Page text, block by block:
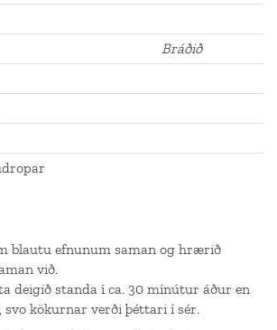
Bráðið
blautu efnunum saman og hrærið
við.
deigið standa í ca. 30 mínútur áður en
svo kökurnar verði þéttari í sér.